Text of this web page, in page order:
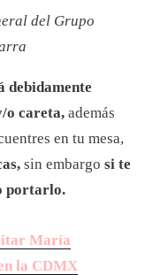
del Grupo
debidamente
o careta, además
en tu mesa,
sin embargo si te
portarlo.
María
la CDMX